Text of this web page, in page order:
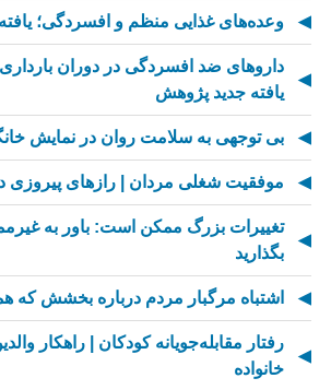
وعده‌های غذایی منظم و افسردگی؛
داروهای ضد افسردگی در دوران
یافته جدید پژوهش
بی توجهی به سلامت روان در نمایش
موفقیت شغلی مردان | رازهای پیروزی
تغییرات بزرگ ممکن است: باور به
بگذارید
اشتباه مرگبار مردم درباره بخشش که همه
رفتار مقابله‌جویانه کودکان | راهکار
خانواده